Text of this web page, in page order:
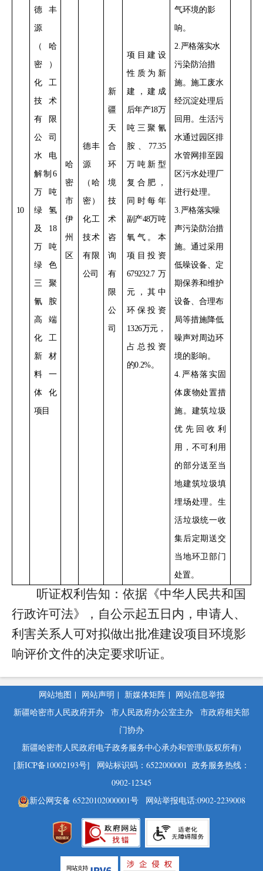
10
德丰
源
（哈
密）
化工
技术
有限
公司
水电
解制 6
万吨
绿氢
及 18
万吨
绿色
三聚
氰胺
高端
化工
新材
料一
体化
项目
哈
密
市
伊
州
区
德丰
源
（哈
密）
化工
技术
有限
公司
新
疆
天
合
环
境
技
术
咨
询
有
限
公
司
项目建设
性质 为新
建，建成
后年产18万
吨三聚氰
胺、 77.35
万吨新型
复合肥，
同时每年
副产48万吨
氧气。 本
项目投资
679232.7万
元，其中
环保投资
1326万元，
占总投资
的0.2%。
气环境的影
响。
2.严格落实水
污染防治措
施。施工废水
经沉淀处理后
回用。生活污
水通过园区排
水管网排至园
区污水处理厂
进行处理。
3.严格落实噪
声污染防治措
施。通过采用
低噪设备、定
期保养和维护
设备、合理布
局等措施降低
噪声对周边环
境的影响。
4. 严格落实 固
体废物处置措
施。建筑垃圾
优先 回收利
用， 不可利用
的部分送 至当
地建筑垃圾填
埋场处理 。 生
活垃圾统一收
集后定期送交
当地环卫部门
处置。
听证权利告知：依据《中华人民共和国
行政许可法》，自公示起五日内，申请人、
利害关系人可对拟做出批准建设项目环境影
响评价文件的决定要求听证。
网站地图 | 网站声明 | 新媒体矩阵 | 网站信息举报
新疆哈密市人民政府开办
市人民政府办公室主办
市政府相关部
门协办
新疆哈密市人民政府电子政务服务中心承办和管理(版权所有)
[新ICP备10002193号]
网站标识码：6522000001 政务服务热线：
0902-12345
新公网安备 65220102000001号
网站举报电话:0902-2239008